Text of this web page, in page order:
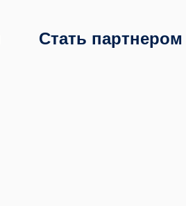
Стать партнером